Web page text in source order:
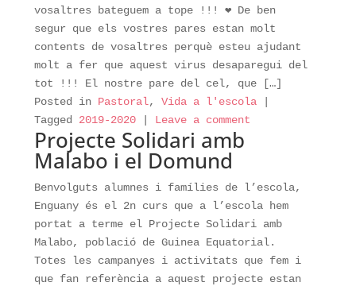
vosaltres bateguem a tope !!! ❤ De ben
segur que els vostres pares estan molt
contents de vosaltres perquè esteu ajudant
molt a fer que aquest virus desaparegui del
tot !!! El nostre pare del cel, que […]
Posted in Pastoral, Vida a l'escola
Tagged
2019-2020 Leave a comment
Projecte Solidari amb
Malabo i el Domund
Benvolguts alumnes i famílies de l’escola,
Enguany és el 2n curs que a l’escola hem
portat a terme el Projecte Solidari amb
Malabo, població de Guinea Equatorial.
Totes les campanyes i activitats que fem i
que fan referència a aquest projecte estan